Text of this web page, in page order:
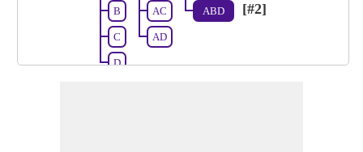
B
C
D
AC
AD
ABD
[#2]